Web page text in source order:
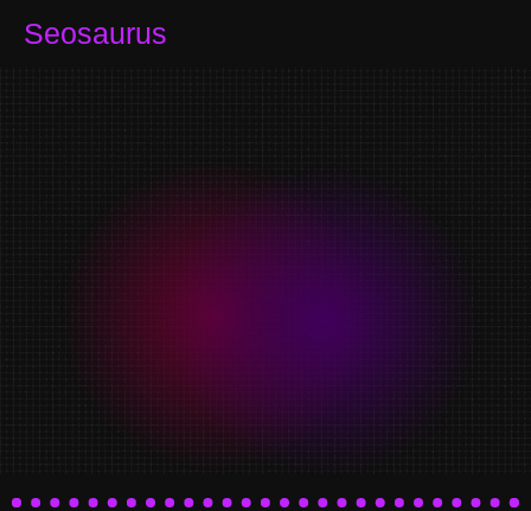
Seosaurus